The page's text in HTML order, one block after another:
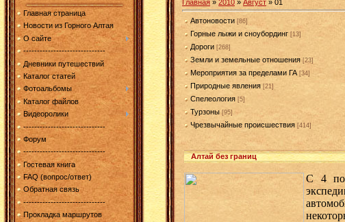
Главная страница
Новости из Горного Алтая
О сайте
------------------------------
Дневники путешествий
Каталог статей
Фотоальбомы
Каталог файлов
Видеоролики
------------------------------
Форум
------------------------------
Гостевая книга
FAQ (вопрос/ответ)
Обратная связь
------------------------------
Прокладка маршрутов
Главная » 2010 » Август » 01
Автоновости [86]
Горные лыжи и сноубординг [13]
Дороги [268]
Земли и земельные отношения [23]
Мероприятия за пределами ГА [34]
Природные явления [21]
Спелеология [5]
Турзоны [95]
Чрезвычайные происшествия [414]
Алтай без границ
С 4 по